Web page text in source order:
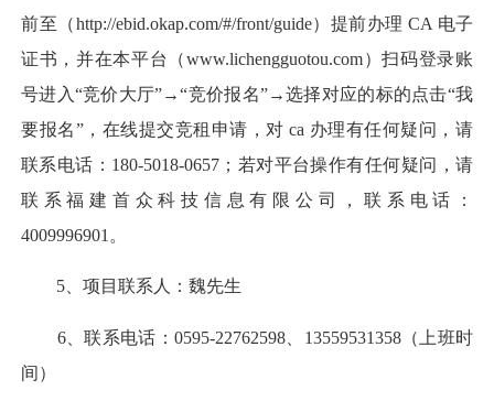
前至（http://ebid.okap.com/#/front/guide）提前办理 CA 电子
证书，并在本平台（www.lichengguotou.com）扫码登录账
号进入“竞价大厅”→“竞价报名”→选择对应的标的点击“我
要报名”，在线提交竞租申请，对 ca 办理有任何疑问，请
联系电话：180-5018-0657；若对平台操作有任何疑问，请
联系福建首众科技信息有限公司，联系电话：
4009996901。
5、项目联系人：魏先生
6、联系电话：0595-22762598、13559531358（上班时
间）